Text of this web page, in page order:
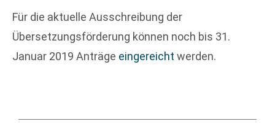
Für die aktuelle Ausschreibung der
Übersetzungsförderung können noch bis 31.
Januar 2019 Anträge eingereicht werden.